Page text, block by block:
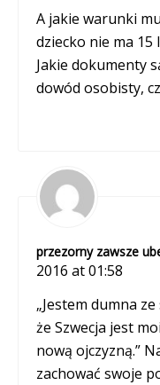
A jakie warunki
dziecko nie ma 15
Jakie dokumenty
dowód osobisty,
przezorny zawsze
2016 at 01:58
„Jestem dumna
że Szwecja jest
nową ojczyzną.”
zachować swoje